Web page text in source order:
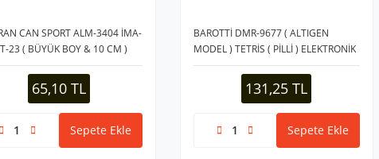
CAN SPORT ALM-3404 İMA-
23 ( BÜYÜK BOY & 10 CM )
TOPU ( SÜNGER ) ( TARAFTAR
65,10 TL
Sepete Ekle
BAROTTİ DMR-9677 ( ALTIGEN
MODEL ) TETRİS ( PİLLİ ) ELEKTRONİK
OYUN ( LEVEL & SKOR EKRANLI ) (
BRICK GAME )*12X16
131,25 TL
Sepete Ekle